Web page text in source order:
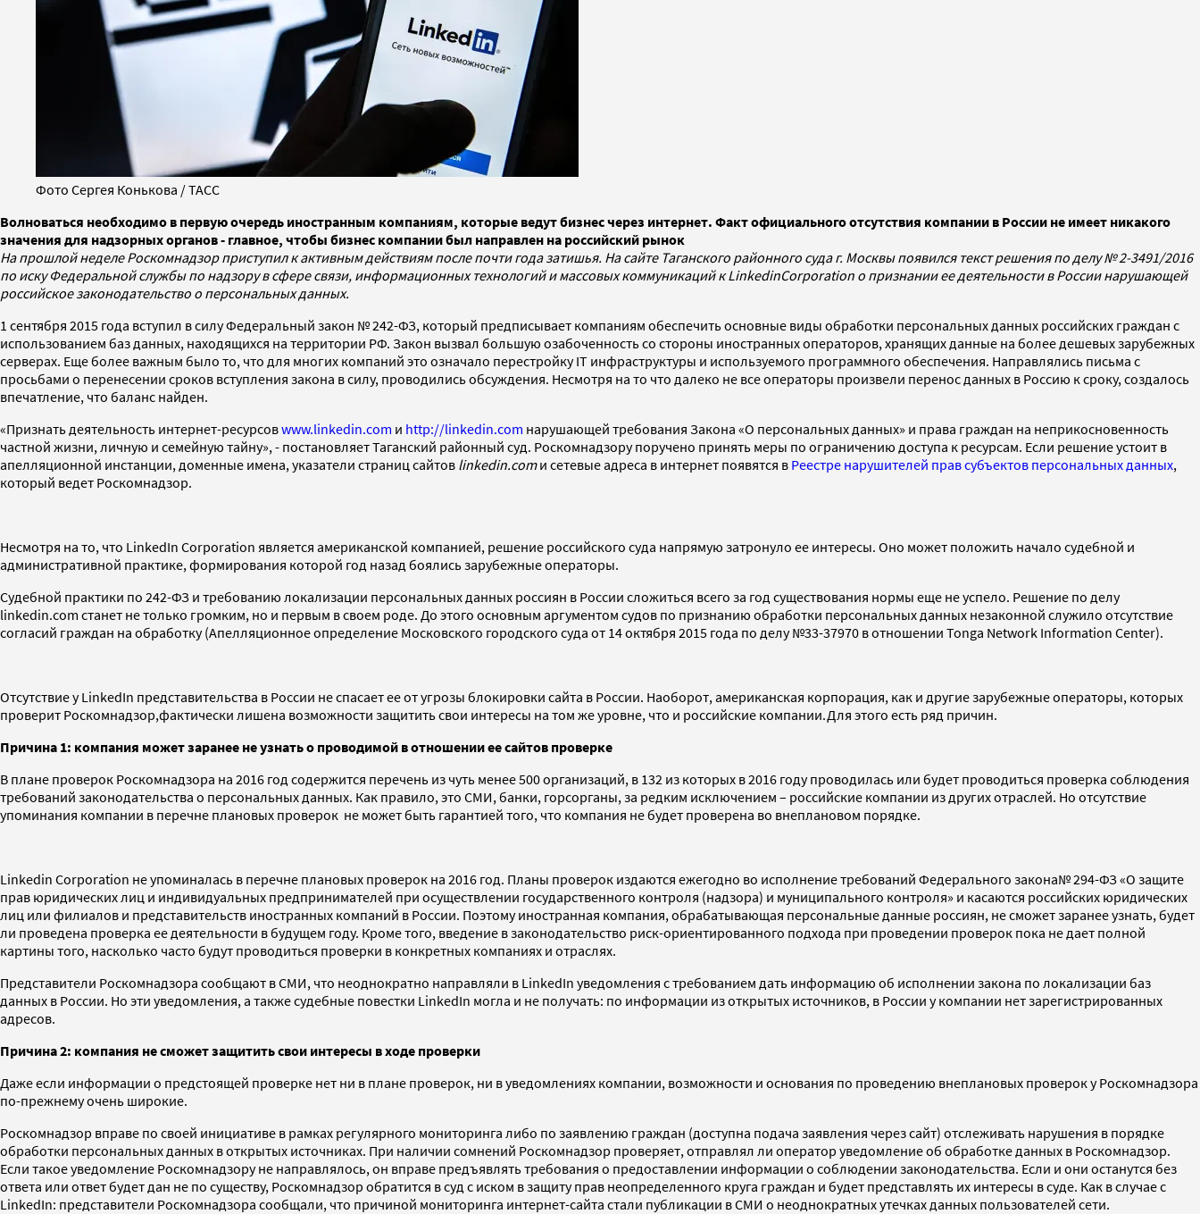
Фото Сергея Конькова / ТАСС
Волноваться необходимо в первую очередь иностранным компаниям, которые ведут бизнес через интернет. Факт официального отсутствия компании в России не имеет никакого
значения для надзорных органов - главное, чтобы бизнес компании был направлен на российский рынок
На прошлой неделе Роскомнадзор приступил к активным действиям после почти года затишья. На сайте Таганского районного суда г. Москвы появился текст решения по делу № 2-3491/2016
по иску Федеральной службы по надзору в сфере связи, информационных технологий и массовых коммуникаций кLinkedinCorporation о признании ее деятельности в России нарушающей
российское законодательство о персональных данных.
1 сентября 2015 года вступил в силу Федеральный закон № 242-ФЗ, который предписывает компаниям обеспечить основные виды обработки персональных данных российских граждан с
использованием баз данных, находящихся на территории РФ. Закон вызвал большую озабоченность со стороны иностранных операторов, хранящих данные на более дешевых зарубежных
серверах. Еще более важным было то, что для многих компаний это означало перестройку IT инфраструктуры и используемого программного обеспечения. Направлялись письма с
просьбами о перенесении сроков вступления закона в силу, проводились обсуждения. Несмотря на то что далеко не все операторы произвели перенос данных в Россию к сроку, создалось
впечатление, что баланс найден.
«Признать деятельность интернет-ресурсовwww.linkedin.com и http://linkedin.com нарушающей требования Закона «О персональных данных» и права граждан на неприкосновенность
частной жизни, личную и семейную тайну», - постановляет Таганский районный суд. Роскомнадзору поручено принять меры по ограничению доступа к ресурсам. Если решение устоит в
апелляционной инстанции, доменные имена, указатели страниц сайтов linkedin.comи сетевые адреса в интернет появятся в Реестре нарушителей прав субъектов персональных данных,
который ведет Роскомнадзор.
Несмотря на то, что LinkedIn Corporation является американской компанией, решение российского суда напрямую затронуло ее интересы. Оно может положить начало судебной и
административной практике, формирования которой год назад боялись зарубежные операторы.
Судебной практики по 242-ФЗ и требованию локализации персональных данных россиян в России сложиться всего за год существования нормы еще не успело. Решение по делу
linkedin.com станет не только громким, но и первым в своем роде. До этого основным аргументом судов по признанию обработки персональных данных незаконной служило отсутствие
согласий граждан на обработку (Апелляционное определение Московского городского суда от 14 октября 2015 года по делу №33-37970 в отношении Tonga Network Information Center).
Отсутствие у LinkedIn представительства в России не спасает ее от угрозы блокировки сайта в России. Наоборот, американская корпорация, как и другие зарубежные операторы, которых
проверит Роскомнадзор,фактически лишена возможности защитить свои интересы на том же уровне, что и российские компании.Для этого есть ряд причин.
Причина 1: компания может заранее не узнать о проводимой в отношении ее сайтов проверке
В плане проверок Роскомнадзора на 2016 год содержится перечень из чуть менее 500 организаций, в 132 из которых в 2016 году проводилась или будет проводиться проверка соблюдения
требований законодательства о персональных данных. Как правило, это СМИ, банки, горсорганы, за редким исключением – российские компании из других отраслей. Но отсутствие
упоминания компании в перечне плановых проверок не может быть гарантией того, что компания не будет проверена во внеплановом порядке.
Linkedin Corporation не упоминалась в перечне плановых проверок на 2016 год. Планы проверок издаются ежегодно во исполнение требований Федерального закона№ 294-ФЗ «О защите
прав юридических лиц и индивидуальных предпринимателей при осуществлении государственного контроля (надзора) и муниципального контроля» и касаются российских юридических
лиц или филиалов и представительств иностранных компаний в России. Поэтому иностранная компания, обрабатывающая персональные данные россиян, не сможет заранее узнать, будет
ли проведена проверка ее деятельности в будущем году. Кроме того, введение в законодательство риск-ориентированного подхода при проведении проверок пока не дает полной
картины того, насколько часто будут проводиться проверки в конкретных компаниях и отраслях.
Представители Роскомнадзора сообщают в СМИ, что неоднократно направляли в LinkedIn уведомления с требованием дать информацию об исполнении закона по локализации баз
данных в России. Но эти уведомления, а также судебные повестки LinkedIn могла и не получать: по информации из открытых источников, в России у компании нет зарегистрированных
адресов.
Причина 2: компания не сможет защитить свои интересы в ходе проверки
Даже если информации о предстоящей проверке нет ни в плане проверок, ни в уведомлениях компании, возможности и основания по проведению внеплановых проверок у Роскомнадзора
по-прежнему очень широкие.
Роскомнадзор вправе по своей инициативе в рамках регулярного мониторинга либо по заявлению граждан (доступна подача заявления через сайт) отслеживать нарушения в порядке
обработки персональных данных в открытых источниках. При наличии сомнений Роскомнадзор проверяет, отправлял ли оператор уведомление об обработке данных в Роскомнадзор.
Если такое уведомление Роскомнадзору не направлялось, он вправе предъявлять требования о предоставлении информации о соблюдении законодательства. Если и они останутся без
ответа или ответ будет дан не по существу, Роскомнадзор обратится в суд с иском в защиту прав неопределенного круга граждан и будет представлять их интересы в суде. Как в случае с
LinkedIn: представители Роскомнадзора сообщали, что причиной мониторинга интернет-сайта стали публикации в СМИ о неоднократных утечках данных пользователей сети.